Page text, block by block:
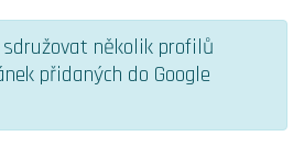
několik profilů
přidaných do Google